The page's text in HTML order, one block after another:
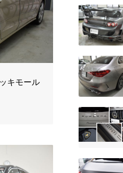
キモール